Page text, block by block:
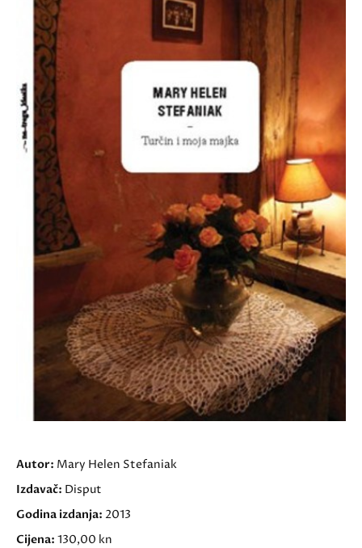
Autor: Mary Helen Stefaniak
Izdavač: Disput
Godina izdanja: 2013
Cijena: 130,00 kn